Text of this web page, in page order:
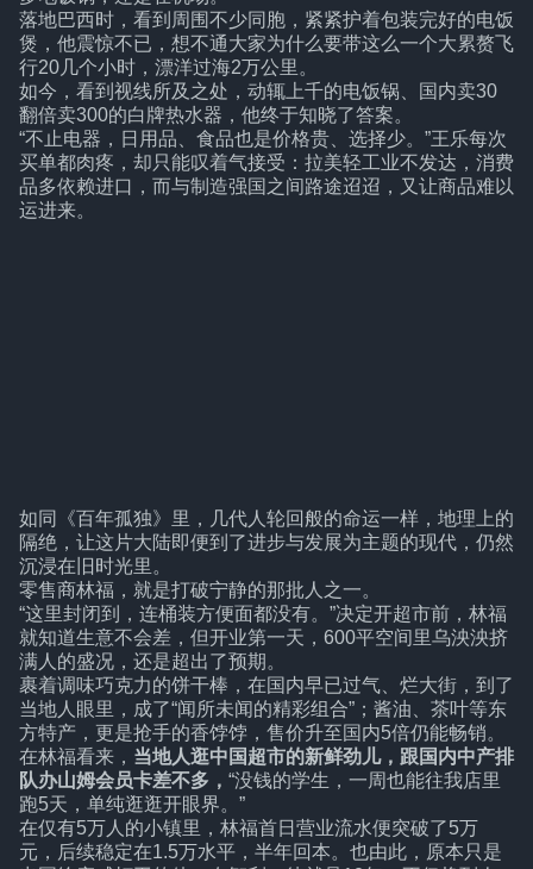
落地巴西时，看到周围不少同胞，紧紧护着包装完好的电饭
煲，他震惊不已，想不通大家为什么要带这么一个大累赘飞
行20几个小时，漂洋过海2万公里。
如今，看到视线所及之处，动辄上千的电饭锅、国内卖30
翻倍卖300的白牌热水器，他终于知晓了答案。
“不止电器，日用品、食品也是价格贵、选择少。”王乐每次
买单都肉疼，却只能叹着气接受：拉美轻工业不发达，消费
品多依赖进口，而与制造强国之间路途迢迢，又让商品难以
运进来。
如同《百年孤独》里，几代人轮回般的命运一样，地理上的
隔绝，让这片大陆即便到了进步与发展为主题的现代，仍然
沉浸在旧时光里。
零售商林福，就是打破宁静的那批人之一。
“这里封闭到，连桶装方便面都没有。”决定开超市前，林福
就知道生意不会差，但开业第一天，600平空间里乌泱泱挤
满人的盛况，还是超出了预期。
裹着调味巧克力的饼干棒，在国内早已过气、烂大街，到了
当地人眼里，成了“闻所未闻的精彩组合”；酱油、茶叶等东
方特产，更是抢手的香饽饽，售价升至国内5倍仍能畅销。
在林福看来， 当地人逛中国超市的新鲜劲儿，跟国内中产排
队办山姆会员卡差不多， “没钱的学生，一周也能往我店里
跑5天，单纯逛逛开眼界。”
在仅有5万人的小镇里，林福首日营业流水便突破了5万
元，后续稳定在1.5万水平，半年回本。也由此，原本只是